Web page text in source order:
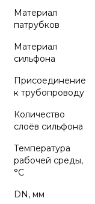
Материал
патрубков
Материал
сильфона
Присоединение
к трубопроводу
Количество
слоёв сильфона
Температура
рабочей среды,
°С
DN, мм